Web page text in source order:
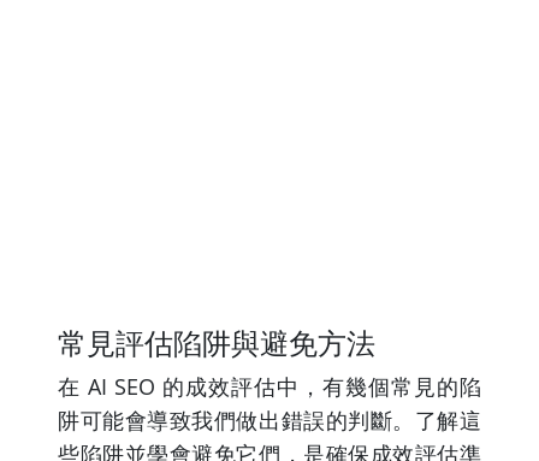
常見評估陷阱與避免方法
在 AI SEO 的成效評估中，有幾個常見的陷
阱可能會導致我們做出錯誤的判斷。了解這
些陷阱並學會避免它們，是確保成效評估準